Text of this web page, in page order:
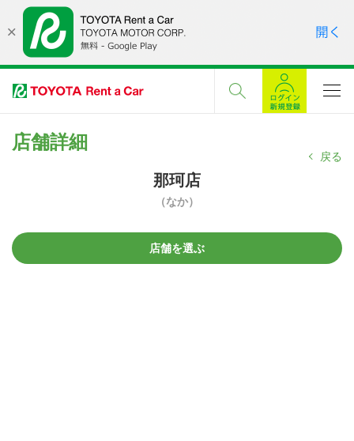
店舗詳細
戻る
那珂店
（なか）
店舗を選ぶ